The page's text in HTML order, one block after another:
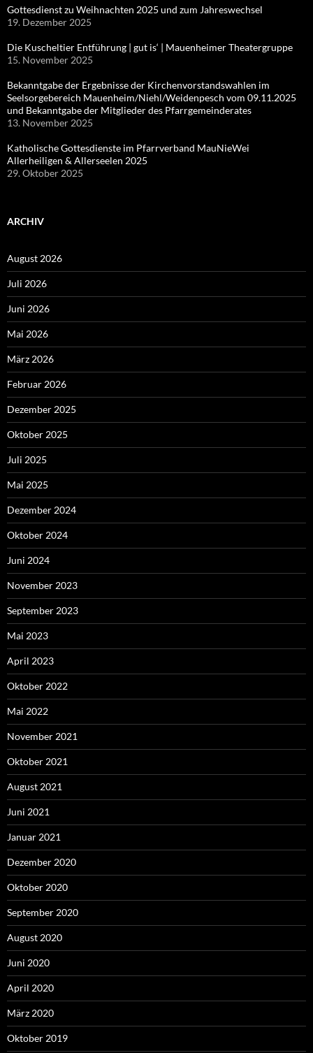
Gottesdienst zu Weihnachten 2025 und zum Jahreswechsel
19. Dezember 2025
Die Kuscheltier Entführung | gut is‘ | Mauenheimer Theatergruppe
15. November 2025
Bekanntgabe der Ergebnisse der Kirchenvorstandswahlen im
Seelsorgebereich Mauenheim/Niehl/Weidenpesch vom 09.11.2025
und Bekanntgabe der Mitglieder des Pfarrgemeinderates
13. November 2025
Katholische Gottesdienste im Pfarrverband MauNieWei
Allerheiligen & Allerseelen 2025
29. Oktober 2025
ARCHIV
August 2026
Juli 2026
Juni 2026
Mai 2026
März 2026
Februar 2026
Dezember 2025
Oktober 2025
Juli 2025
Mai 2025
Dezember 2024
Oktober 2024
Juni 2024
November 2023
September 2023
Mai 2023
April 2023
Oktober 2022
Mai 2022
November 2021
Oktober 2021
August 2021
Juni 2021
Januar 2021
Dezember 2020
Oktober 2020
September 2020
August 2020
Juni 2020
April 2020
März 2020
Oktober 2019